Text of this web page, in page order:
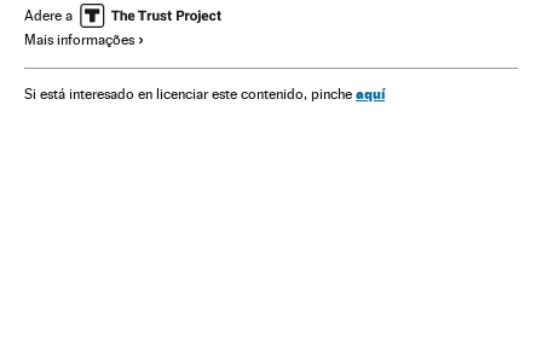
Copa do Mundo 2018
Mundial Classificação América do Sul
Seleção peruana futebol Ricardo Gareca
Adere a
Mais informações
Si está interesado en licenciar este contenido, pinche aquí